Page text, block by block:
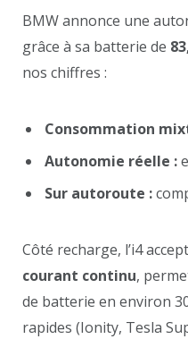
BMW annonce une
grâce à sa batterie de
nos chiffres :
Consommation
Autonomie réelle :
Sur autoroute :
Côté recharge, l’i4
courant continu,
de batterie en environ
rapides (Ionity, Tesla